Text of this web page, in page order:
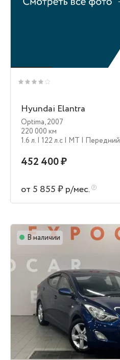
Hyundai Elantra
Optima,2007
220 000 км
1.6 л. | 122 л.c | MT | Передний
452 400 ₽
от 5 855 ₽ р/мес.
В наличии